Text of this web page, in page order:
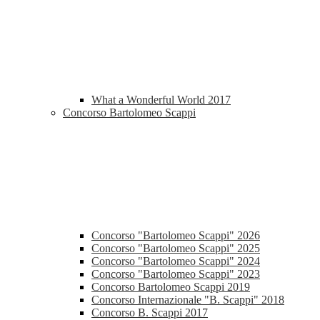
What a Wonderful World 2017
Concorso Bartolomeo Scappi
Concorso "Bartolomeo Scappi" 2026
Concorso "Bartolomeo Scappi" 2025
Concorso "Bartolomeo Scappi" 2024
Concorso "Bartolomeo Scappi" 2023
Concorso Bartolomeo Scappi 2019
Concorso Internazionale "B. Scappi" 2018
Concorso B. Scappi 2017